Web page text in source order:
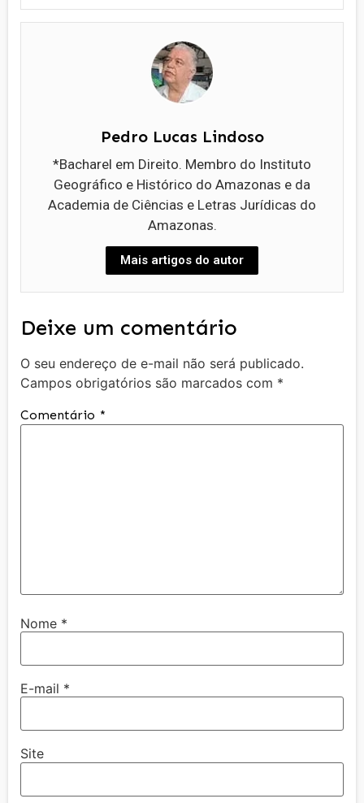
Pedro Lucas Lindoso
*Bacharel em Direito. Membro do Instituto
Geográfico e Histórico do Amazonas e da
Academia de Ciências e Letras Jurídicas do
Amazonas.
Mais artigos do autor
Deixe um comentário
O seu endereço de e-mail não será publicado.
Campos obrigatórios são marcados com *
Comentário *
Nome *
E-mail *
Site